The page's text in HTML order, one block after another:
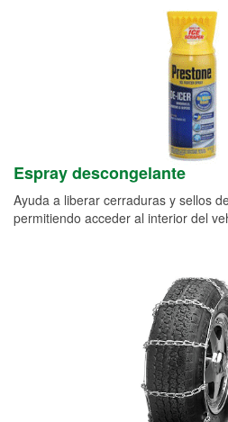
Espray descongelante
Ayuda a liberar cerraduras y sellos
permitiendo acceder al interior del